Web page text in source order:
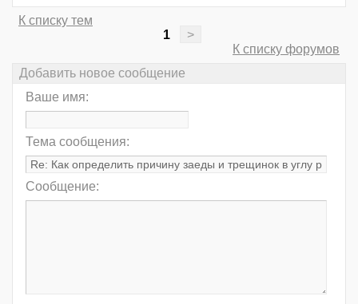
К списку тем
1
>
К списку форумов
Добавить новое сообщение
Ваше имя:
Тема сообщения:
Сообщение: